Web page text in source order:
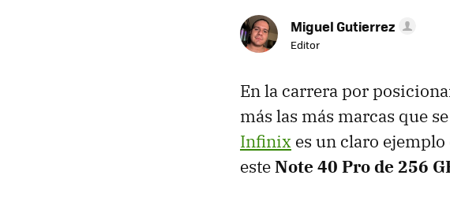
Miguel Gutierrez
Editor
En la carrera por
más las más marcas que
Infinix es un claro
esteNote 40 Pro de 256